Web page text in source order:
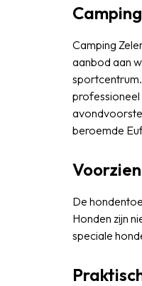
Camping
aanbod aan
professioneel
beroemde
De
Honden zijn
speciale